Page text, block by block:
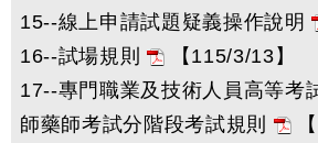
15--線上申請試題疑義操作說明
16--試場規則
【115/3/13】
17--專門職業及技術人員高等考
師藥師考試分階段考試規則
【